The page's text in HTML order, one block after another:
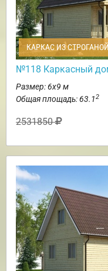
КАРКАС ИЗ
№118 Каркасный
Размер: 6х9 м
Общая площадь: 63.12
2531850